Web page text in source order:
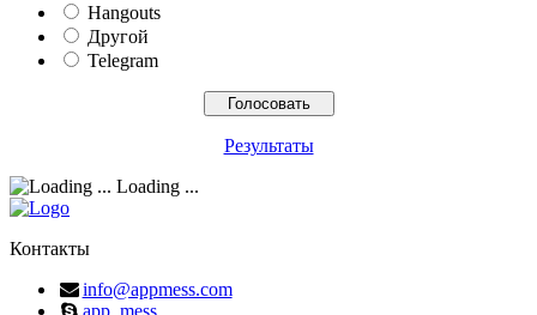
Hangouts
Другой
Telegram
Результаты
Loading ...
Контакты
info@appmess.com
app_mess